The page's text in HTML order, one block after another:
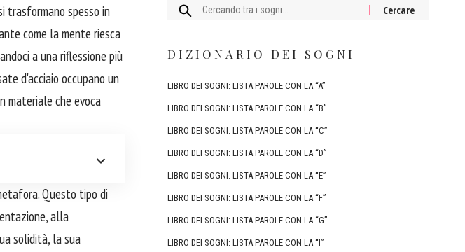
trasformano spesso in
come la mente riesca
a una riflessione più
d'acciaio occupano un
materiale che evoca
Questo tipo di
alla
solidità, la sua
Cercare:
DIZIONARIO DEI SOGNI
LIBRO DEI SOGNI: LISTA PAROLE CON LA “A”
LIBRO DEI SOGNI: LISTA PAROLE CON LA “B”
LIBRO DEI SOGNI: LISTA PAROLE CON LA “C”
LIBRO DEI SOGNI: LISTA PAROLE CON LA “D”
LIBRO DEI SOGNI: LISTA PAROLE CON LA “E”
LIBRO DEI SOGNI: LISTA PAROLE CON LA “F”
LIBRO DEI SOGNI: LISTA PAROLE CON LA “G”
LIBRO DEI SOGNI: LISTA PAROLE CON LA “I”